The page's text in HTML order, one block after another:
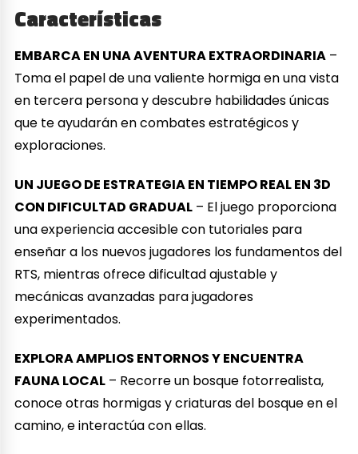
Características
EMBARCA EN UNA AVENTURA EXTRAORDINARIA –
Toma el papel de una valiente hormiga en una vista
en tercera persona y descubre habilidades únicas
que te ayudarán en combates estratégicos y
exploraciones.
UN JUEGO DE ESTRATEGIA EN TIEMPO REAL EN 3D
CON DIFICULTAD GRADUAL – El juego proporciona
una experiencia accesible con tutoriales para
enseñar a los nuevos jugadores los fundamentos del
RTS, mientras ofrece dificultad ajustable y
mecánicas avanzadas para jugadores
experimentados.
EXPLORA AMPLIOS ENTORNOS Y ENCUENTRA
FAUNA LOCAL – Recorre un bosque fotorrealista,
conoce otras hormigas y criaturas del bosque en el
camino, e interactúa con ellas.